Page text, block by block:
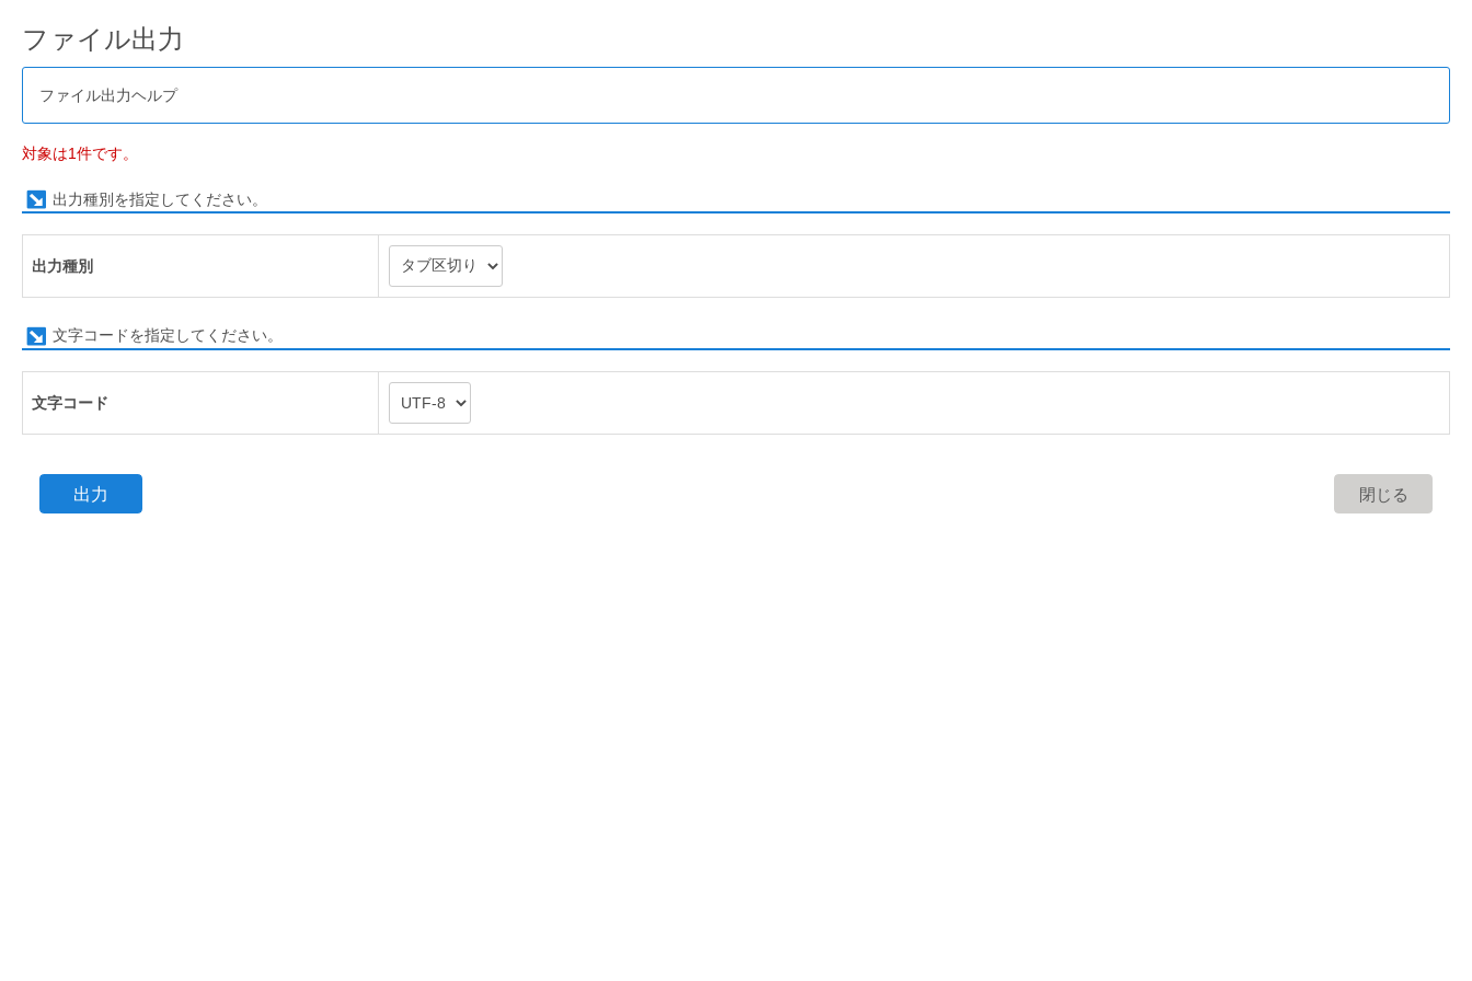
ファイル出力
ファイル出力ヘルプ
対象は1件です。
出力種別を指定してください。
出力種別
文字コードを指定してください。
文字コード